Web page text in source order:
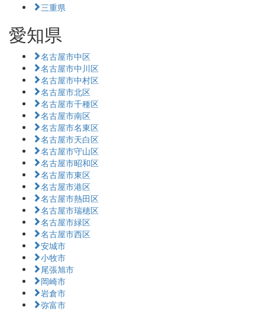
三重県
愛知県
名古屋市中区
名古屋市中川区
名古屋市中村区
名古屋市北区
名古屋市千種区
名古屋市南区
名古屋市名東区
名古屋市天白区
名古屋市守山区
名古屋市昭和区
名古屋市東区
名古屋市港区
名古屋市熱田区
名古屋市瑞穂区
名古屋市緑区
名古屋市西区
安城市
小牧市
尾張旭市
岡崎市
岩倉市
弥富市